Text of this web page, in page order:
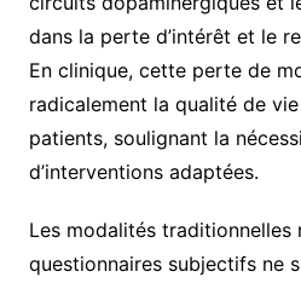
dans la perte d’intérêt et le
En clinique, cette perte de
radicalement la qualité de
patients, soulignant la
d’interventions adaptées.
Les modalités traditionnelles
questionnaires subjectifs ne